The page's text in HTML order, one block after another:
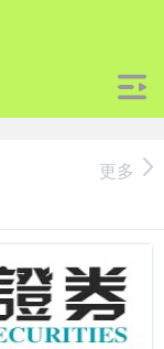
更多